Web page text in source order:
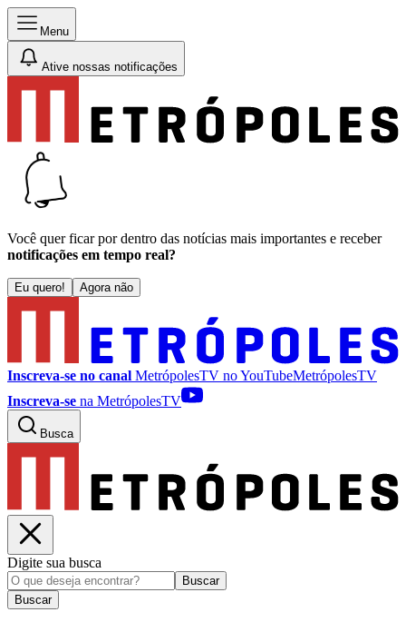
Menu
Ative nossas notificações
Você quer ficar por dentro das notícias mais importantes e receber
notificações em tempo real?
Eu quero! Agora não
Inscreva-se no canal MetrópolesTV noYouTubeMetrópolesTV
Inscreva-se na MetrópolesTV
Busca
Digite sua busca
Buscar
Buscar